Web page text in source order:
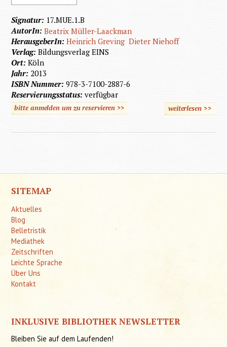
Signatur: 17.MUE.1.B
AutorIn:Beatrix Müller-Laackman
HerausgeberIn:Heinrich Greving Dieter Niehoff
Verlag:Bildungsverlag EINS
Ort:Köln
Jahr: 2013
ISBN Nummer:978-3-7100-2887-6
Reservierungsstatus:verfügbar
bitte anmelden um zu reservieren >> weiterlesen über
>>
SITEMAP
Aktuelles
Blog
Belletristik
Mediathek
Zeitschriften
Leichte Sprache
Über Uns
Kontakt
INKLUSIVE BIBLIOTHEK NEWSLETTER
Bleiben Sie auf dem Laufenden!